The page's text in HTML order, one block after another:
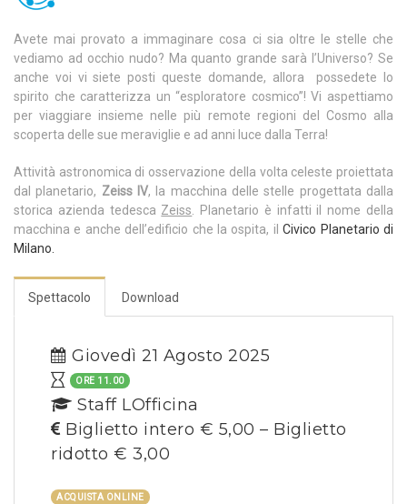
Avete mai provato a immaginare cosa ci sia oltre le stelle che
vediamo ad occhio nudo? Ma quanto grande sarà l’Universo? Se
anche voi vi siete posti queste domande, allora possedete lo
spirito che caratterizza un “esploratore cosmico”! Vi aspettiamo
per viaggiare insieme nelle più remote regioni del Cosmo alla
scoperta delle sue meraviglie e ad anni luce dalla Terra!
Attività astronomica di osservazione della volta celeste proiettata
dal planetario, Zeiss IV, la macchina delle stelle progettata dalla
storica azienda tedesca Zeiss. Planetario è infatti il nome della
macchina e anche dell’edificio che la ospita, ilCivico Planetario di
Milano.
Spettacolo Download
Giovedì 21 Agosto 2025
ORE 11.00
Staff LOfficina
Biglietto intero € 5,00 – Biglietto
ridotto € 3,00
ACQUISTA ONLINE